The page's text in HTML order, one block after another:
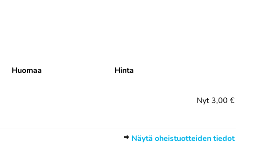
Huomaa Hinta
Nyt 3,00 €
Näytä oheistuotteiden tiedot